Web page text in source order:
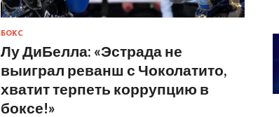
БОКС
Лу ДиБелла: «Эстрада не
выиграл реванш с Чоколатито,
хватит терпеть коррупцию в
боксе!»